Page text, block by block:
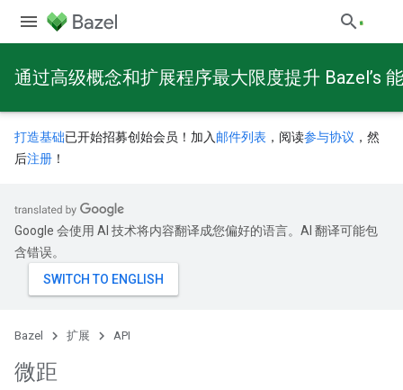
通过高级概念和扩展程序最大限度提升 Bazel’s
打造基础已开始招募创始会员！加入 邮件列表 ，阅读参与协议 ，然
后注册 ！
Google 会使用 AI 技术将内容翻译成您偏好的语言。AI 翻译可能包
含错误。
Bazel 扩展 API
微距